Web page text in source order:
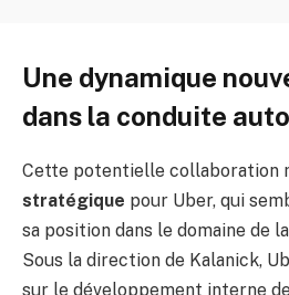
Une dynamique
dans la conduite
Cette potentielle collaboration
stratégique pour Uber, qui
sa position dans le domaine de la
Sous la direction de Kalanick,
sur le développement interne